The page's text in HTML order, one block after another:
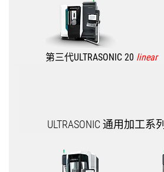
第三代ULTRASONIC 20 linear
ULTRASONIC 通用加工系列